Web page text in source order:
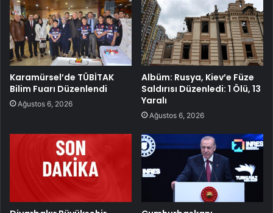
Karamürsel’de TÜBİTAK
Bilim Fuarı Düzenlendi
Ağustos 6, 2026
Albüm: Rusya, Kiev’e Füze
Saldırısı Düzenledi: 1 Ölü, 13
Yaralı
Ağustos 6, 2026